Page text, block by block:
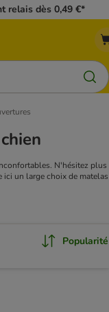
relais dès 0,49 €*
N'hésitez plus
un large choix de matelas
Popularité